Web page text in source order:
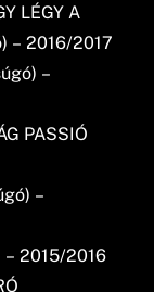
LÉGY A
– 2016/2017
–
PASSIÓ
–
– 2015/2016